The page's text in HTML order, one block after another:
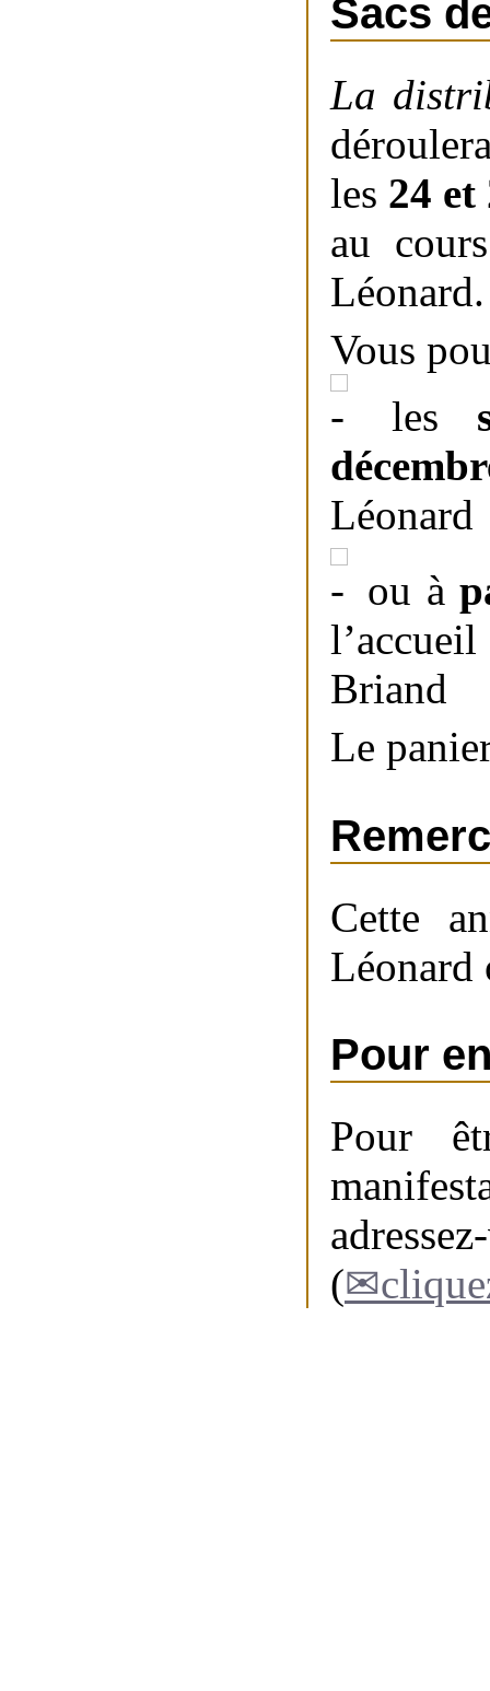
Sacs
La
les 24 et
au
Léonard.
Vous
les
Léonard
ou à
Briand
Le
Cette
Léonard
Pour
Pour
(